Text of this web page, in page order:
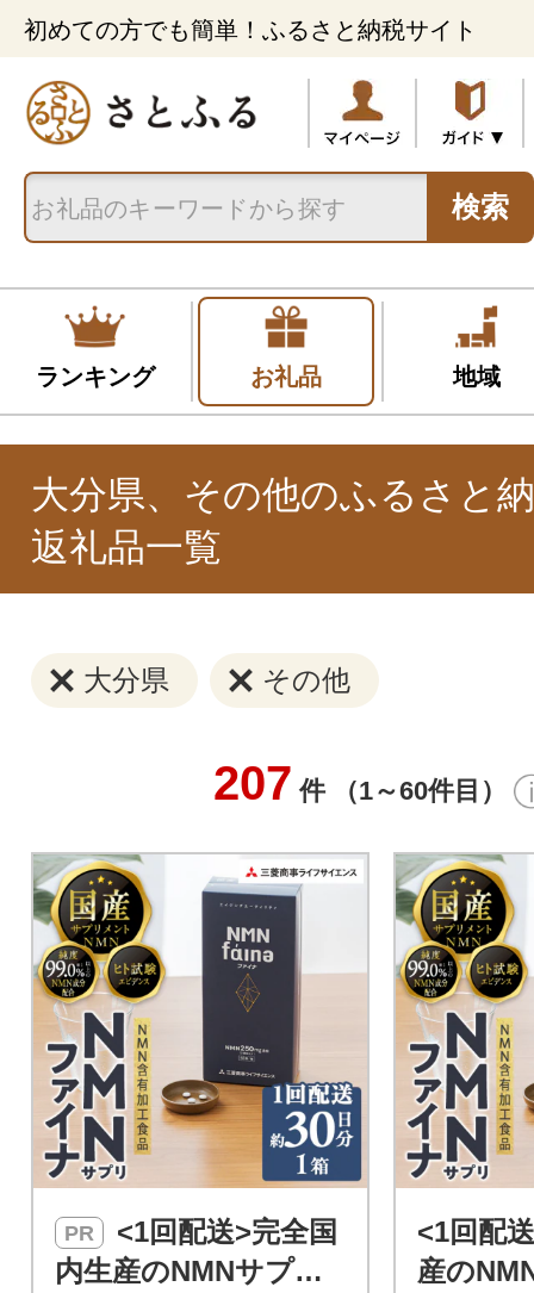
初めての方でも簡単！ふるさと納税サイト
検索
ランキング お礼品 地域
大分県、その他のふるさと
返礼品一覧
大分県 その他
207 件 （1～60件目）
PR
内生産のNMNサプリ
<1回配
産の